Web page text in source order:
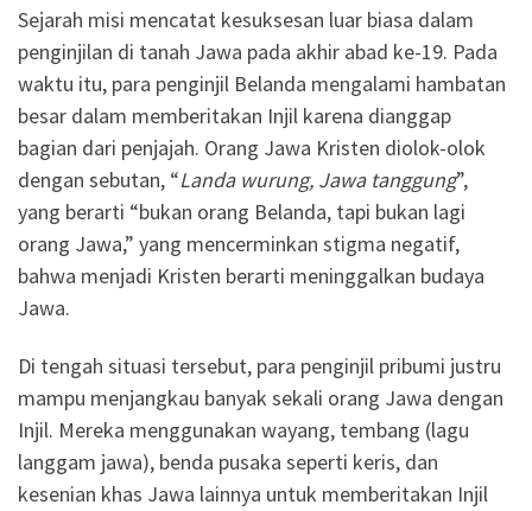
Sejarah misi mencatat kesuksesan luar biasa dalam
penginjilan di tanah Jawa pada akhir abad ke-19. Pada
waktu itu, para penginjil Belanda mengalami hambatan
besar dalam memberitakan Injil karena dianggap
bagian dari penjajah. Orang Jawa Kristen diolok-olok
dengan sebutan, “Landa wurung, Jawa tanggung”,
yang berarti “bukan orang Belanda, tapi bukan lagi
orang Jawa,” yang mencerminkan stigma negatif,
bahwa menjadi Kristen berarti meninggalkan budaya
Jawa.
Di tengah situasi tersebut, para penginjil pribumi justru
mampu menjangkau banyak sekali orang Jawa dengan
Injil. Mereka menggunakan wayang, tembang (lagu
langgam jawa), benda pusaka seperti keris, dan
kesenian khas Jawa lainnya untuk memberitakan Injil